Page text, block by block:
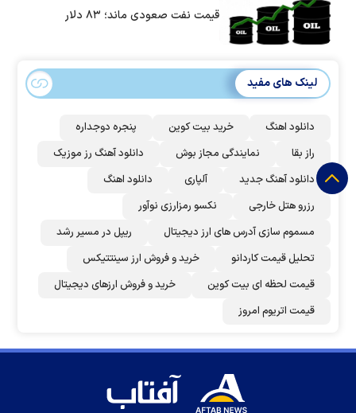
قیمت نفت صعودی ماند؛ ۸۳ دلار
لینک های مفید
دانلود اهنگ خرید بیت کوین
پنجره دوجداره
راز بقا
نمایندگی مجاز بوش
دانلود آهنگ رز‌ موزیک
دانلود آهنگ جدید
آلپاری
دانلود اهنگ
رزرو هتل خارجی
نکسو رمزارزی نوآور
مسموم سازی آدرس های ارز دیجیتال
ریپل در مسیر رشد
تحلیل قیمت کاردانو
خرید و فروش ارز سینتتیکس
قیمت لحظه ای بیت کوین
خرید و فروش ارزهای دیجیتال
قیمت اتریوم امروز